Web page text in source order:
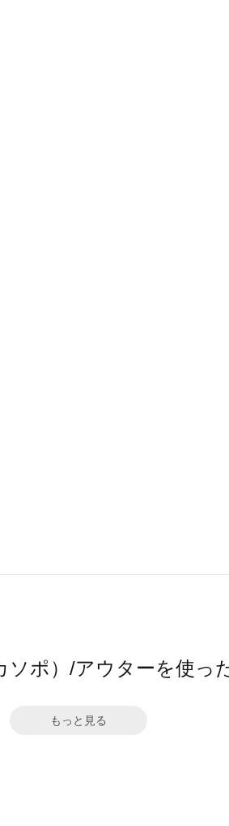
ソポ）/アウターを使っ
もっと見る